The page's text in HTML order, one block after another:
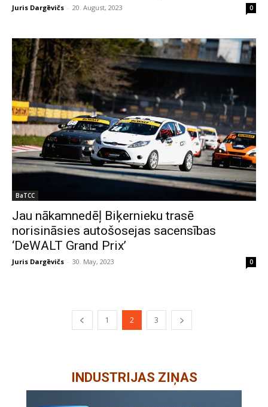
Juris Dargēvičs - 20. August, 2023 0
BaTCC
Jau nākamnedēļ Biķernieku trasē
norisināsies autošosejas sacensības
‘DeWALT Grand Prix’
Juris Dargēvičs - 30. May, 2023 0
1 2 3
INDUSTRIJAS ZIŅAS